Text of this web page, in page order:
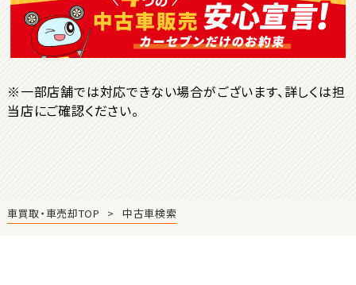
1 位
トヨタ
ヤリスクロス
※一部店舗では対応できない場合がございます、詳しくは担
当店にご確認ください。
車買取・車売却TOP 中古車検索